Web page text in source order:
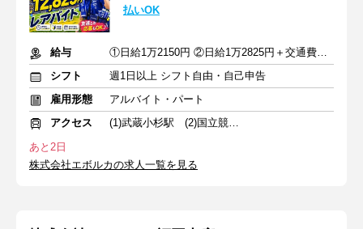
払いOK
給与
①日給1万2150円 ②日給1万2825円＋交通費全額支給
シフト
週1日以上 シフト自由・自己申告
雇用形態
アルバイト・パート
アクセス
(1)武蔵小杉駅 (2)国立競技場駅 (3)飛田給駅
あと2日
株式会社エボルカの求人一覧を見る